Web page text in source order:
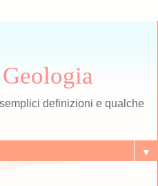
definizioni e qualche
▼